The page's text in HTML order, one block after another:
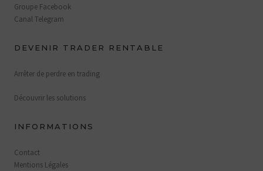
Groupe Facebook
Canal Telegram
DEVENIR TRADER RENTABLE
Arrêter de perdre en trading
Découvrir les solutions
INFORMATIONS
Contact
Mentions Légales